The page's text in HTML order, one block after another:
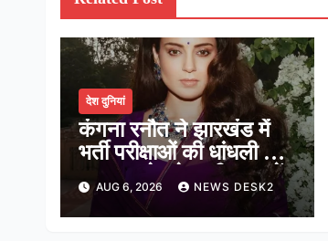
देश दुनियां
कंगना रनौत ने झारखंड में
भर्ती परीक्षाओं की धांधली पर
कहा, हमारे ‘जेन-जी’ सच में
हर तरह की तकलीफ झेल रहे
हैं
AUG 6, 2026 NEWS DESK2